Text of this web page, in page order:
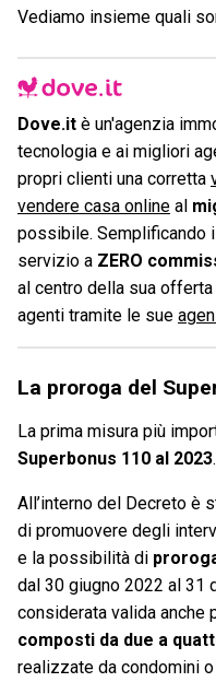
Vediamo insieme quali
Dove.it è un'agenzia
tecnologia e ai migliori
propri clienti una corretta
vendere casa online al
possibile. Semplificando
servizio a ZERO
al centro della sua
agenti tramite le sue
La proroga del
La prima misura più
Superbonus 110 al 2023.
All’interno del Decreto è
di promuovere degli
e la possibilità di
dal 30 giugno 2022 al 31
considerata valida anche
composti da due a
realizzate da condomini